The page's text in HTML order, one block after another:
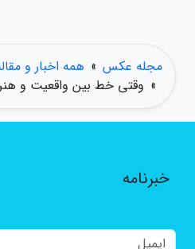
مجله عکس » همه اخبار و
» وقتی خط بین واقعیت و
خبرنامه